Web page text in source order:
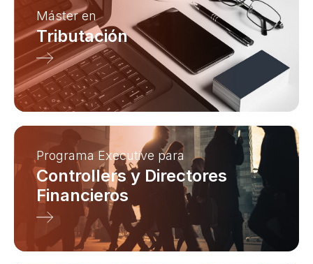
Máster en
Tributación
Programa Executive para
Controllers y Directores
Financieros